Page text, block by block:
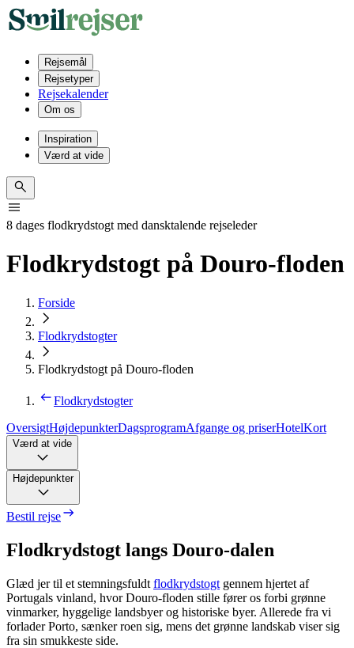
Rejsemål
Rejsetyper
Rejsekalender
Om os
Inspiration
Værd at vide
8 dages flodkrydstogt med dansktalende rejseleder
Flodkrydstogt på Douro-floden
Forside
Flodkrydstogter
Flodkrydstogt på Douro-floden
Flodkrydstogter
OversigtHøjdepunkterDagsprogramAfgange og priserHotelKort
Værd at vide
Højdepunkter
Bestil rejse
Flodkrydstogt langs Douro-dalen
Glæd jer til et stemningsfuldt flodkrydstogt gennem hjertet af
Portugals vinland, hvor Douro-floden stille fører os forbi grønne
vinmarker, hyggelige landsbyer og historiske byer. Allerede fra vi
forlader Porto, sænker roen sig, mens det grønne landskab viser sig
fra sin smukkeste side.